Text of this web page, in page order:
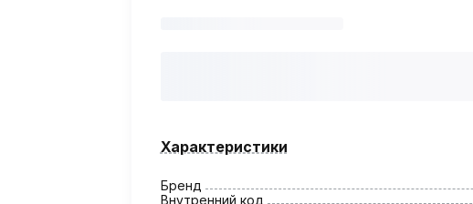
Характеристики
Бренд
Внутренний код